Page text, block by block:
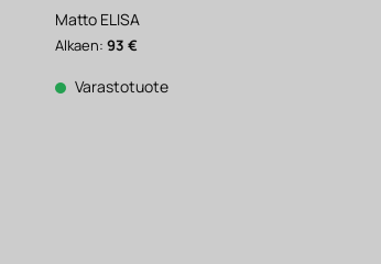
Matto ELISA
Alkaen:93€
Varastotuote